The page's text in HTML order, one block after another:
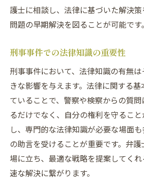
問題解決に必要な具体的
刑事事件での弁護士の役割
弁護士を選ぶ際のポイント
法律相談を通じた問題解
弁護士の助言を受ける重
風俗トラブルで信頼でき
弁護士のサポートで安心
さいたま市での法律的トラブ
さいたま市で法律トラブ
法律相談の活用法とその効
護士に相談し、法律に基づいた解決策
問題の早期解決を図ることが可能です。
刑事事件での法律知識の重要性
刑事事件において、法律知識の有無
きな影響を与えます。法律に関する
ていることで、警察や検察からの質
るだけでなく、自分の権利を守るこ
し、専門的な法律知識が必要な場面
の助言を受けることが重要です。弁
場に立ち、最適な戦略を提案してく
速な解決に繋がります。